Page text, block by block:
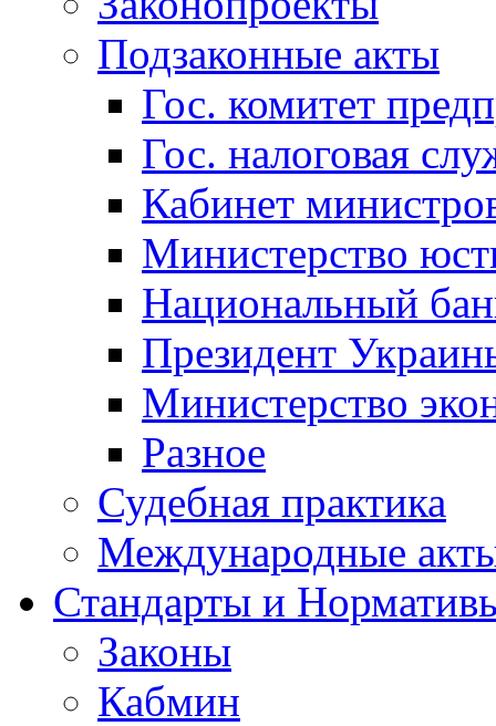
Подзаконные акты
Гос. комитет
Гос. налоговая
Кабинет
Министерство
Национальный
Президент
Министерство
Разное
Судебная практика
Международные
Стандарты и
Законы
Кабмин